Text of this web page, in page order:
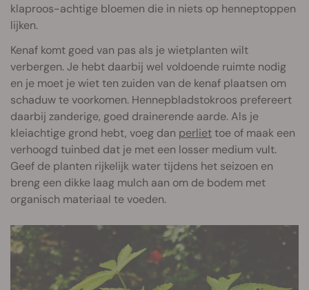
klaproos-achtige bloemen die in niets op henneptoppen
lijken.
Kenaf komt goed van pas als je wietplanten wilt
verbergen. Je hebt daarbij wel voldoende ruimte nodig
en je moet je wiet ten zuiden van de kenaf plaatsen om
schaduw te voorkomen. Hennepbladstokroos prefereert
daarbij zanderige, goed drainerende aarde. Als je
kleiachtige grond hebt, voeg dan perliettoe of maak een
verhoogd tuinbed dat je met een losser medium vult.
Geef de planten rijkelijk water tijdens het seizoen en
breng een dikke laag mulch aan om de bodem met
organisch materiaal te voeden.